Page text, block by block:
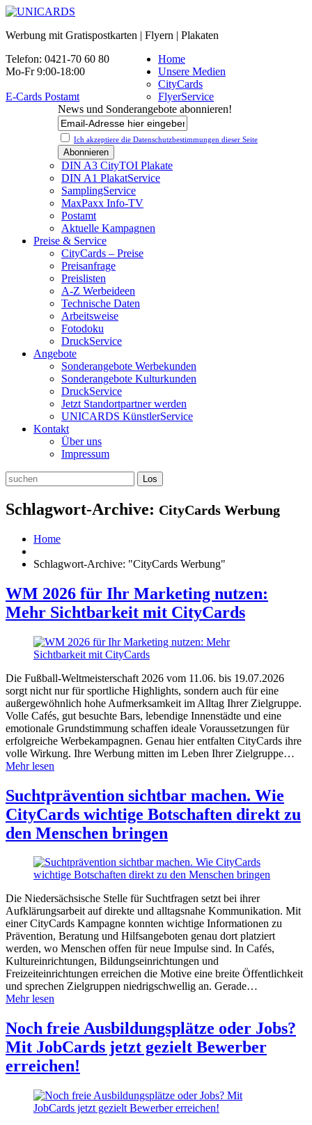
Werbung mit Gratispostkarten | Flyern | Plakaten
Telefon: 0421-70 60 80
Mo-Fr 9:00-18:00
E-Cards Postamt
News und Sonderangebote abonnieren!
Ich akzeptiere die Datenschutz­bestimmungen dieser Seite
Home
Unsere Medien
CityCards
FlyerService
DIN A3 CityTOI Plakate
DIN A1 PlakatService
SamplingService
MaxPaxx Info-TV
Postamt
Aktuelle Kampagnen
Preise & Service
CityCards – Preise
Preisanfrage
Preislisten
A-Z Werbeideen
Technische Daten
Arbeitsweise
Fotodoku
DruckService
Angebote
Sonderangebote Werbekunden
Sonderangebote Kulturkunden
DruckService
Jetzt Standortpartner werden
UNICARDS KünstlerService
Kontakt
Über uns
Impressum
Schlagwort-Archive: CityCards Werbung
Home
Schlagwort-Archive: "CityCards Werbung"
WM 2026 für Ihr Marketing nutzen:
Mehr Sichtbarkeit mit CityCards
Die Fußball-Weltmeisterschaft 2026 vom 11.06. bis 19.07.2026
sorgt nicht nur für sportliche Highlights, sondern auch für eine
außergewöhnlich hohe Aufmerksamkeit im Alltag Ihrer Zielgruppe.
Volle Cafés, gut besuchte Bars, lebendige Innenstädte und eine
emotionale Grundstimmung schaffen ideale Voraussetzungen für
erfolgreiche Werbekampagnen. Genau hier entfalten CityCards ihre
volle Wirkung. Ihre Werbung mitten im Leben Ihrer Zielgruppe…
Mehr lesen
Suchtprävention sichtbar machen. Wie
CityCards wichtige Botschaften direkt zu
den Menschen bringen
Die Niedersächsische Stelle für Suchtfragen setzt bei ihrer
Aufklärungsarbeit auf direkte und alltagsnahe Kommunikation. Mit
einer CityCards Kampagne konnten wichtige Informationen zu
Prävention, Beratung und Hilfsangeboten genau dort platziert
werden, wo Menschen offen für neue Impulse sind. In Cafés,
Kultureinrichtungen, Bildungseinrichtungen und
Freizeiteinrichtungen erreichen die Motive eine breite Öffentlichkeit
und sprechen Zielgruppen niedrigschwellig an. Gerade…
Mehr lesen
Noch freie Ausbildungsplätze oder Jobs?
Mit JobCards jetzt gezielt Bewerber
erreichen!